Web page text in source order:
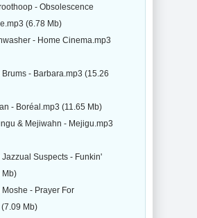
- Obsolescence
(6.78 Mb)
- Home Cinema.mp3
- Barbara.mp3 (15.26
- Boréal.mp3 (11.65 Mb)
& Mejiwahn - Mejigu.mp3
Jazzual Suspects - Funkin'
Mb)
- Prayer For
Mb)